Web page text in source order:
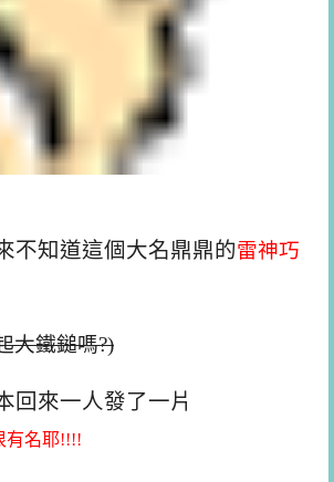
不知道這個大名鼎鼎的雷神巧
大鐵鎚嗎?)
回來一人發了一片
有名耶!!!!